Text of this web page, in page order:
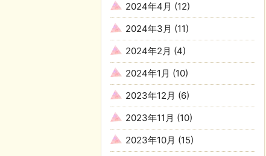
2024年4月 (12)
2024年3月 (11)
2024年2月 (4)
2024年1月 (10)
2023年12月 (6)
2023年11月 (10)
2023年10月 (15)